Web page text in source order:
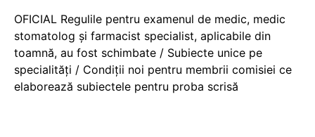
OFICIAL Regulile pentru examenul de medic, medic
stomatolog și farmacist specialist, aplicabile din
toamnă, au fost schimbate / Subiecte unice pe
specialități / Condiții noi pentru membrii comisiei ce
elaborează subiectele pentru proba scrisă